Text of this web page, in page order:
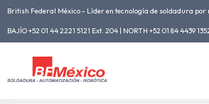
British Federal México - Líder en tecnología de soldadura por
BAJÍO +52 01 44 2221 5121 Ext. 204 | NORTH +52 01 84 4439